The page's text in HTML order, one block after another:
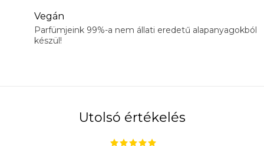
Vegán
Parfümjeink 99%-a nem állati eredetű alapanyagokból
készül!
Utolsó értékelés